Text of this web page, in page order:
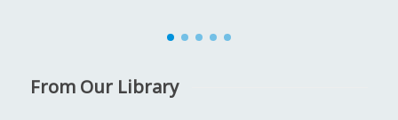
From Our Library